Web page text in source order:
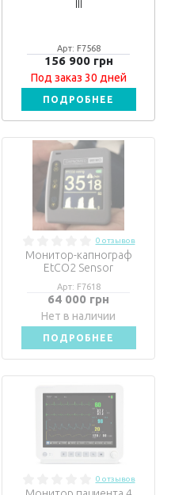
III
Арт: F7568
156 900 грн
Под заказ 30 дней
ПОДРОБНЕЕ
0 отзывов
Монитор-капнограф
EtCO2 Sensor
Арт: F7618
64 000 грн
Нет в наличии
ПОДРОБНЕЕ
0 отзывов